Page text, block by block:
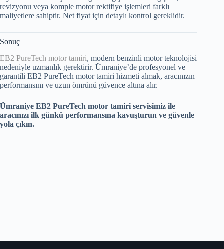
revizyonu veya komple motor rektifiye işlemleri farklı
maliyetlere sahiptir. Net fiyat için detaylı kontrol gereklidir.
Sonuç
EB2 PureTech motor tamiri, modern benzinli motor teknolojisi
nedeniyle uzmanlık gerektirir. Ümraniye’de profesyonel ve
garantili EB2 PureTech motor tamiri hizmeti almak, aracınızın
performansını ve uzun ömrünü güvence altına alır.
Ümraniye EB2 PureTech motor tamiri servisimiz ile
aracınızı ilk günkü performansına kavuşturun ve güvenle
yola çıkın.